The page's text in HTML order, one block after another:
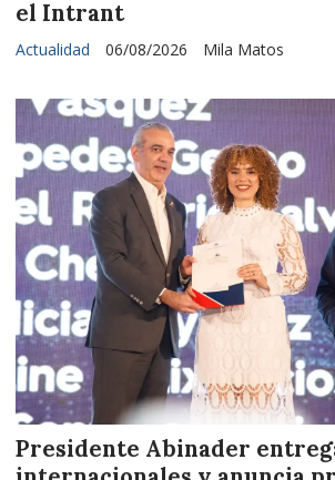
el Intrant
Mila Matos
Actualidad 06/08/2026
Presidente Abinader